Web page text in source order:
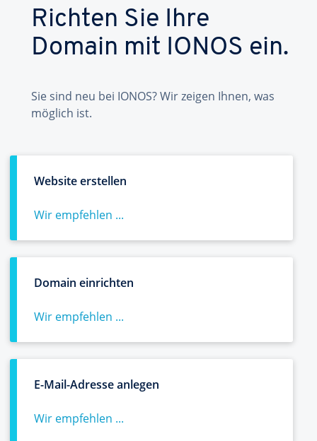
Richten Sie Ihre
Domain mit IONOS ein.
Sie sind neu bei IONOS? Wir zeigen Ihnen, was
möglich ist.
Website erstellen
Wir empfehlen ...
Domain einrichten
Wir empfehlen ...
E-Mail-Adresse anlegen
Wir empfehlen ...